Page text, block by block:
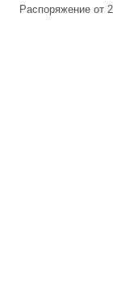
Распоряжение от